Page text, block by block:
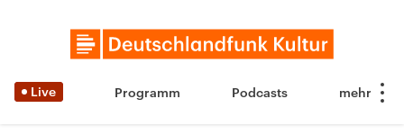
Live Programm Podcasts